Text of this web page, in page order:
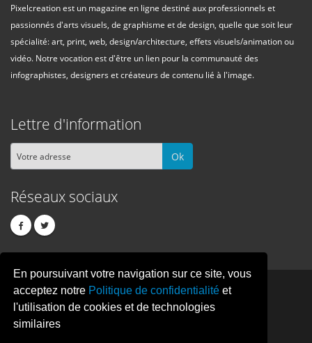
En poursuivant votre navigation sur ce site, vous
acceptez notre Politique de confidentialité et
l'utilisation de cookies et de technologies
similaires
Pixelcreation est un magazine en ligne destiné aux professionnels et
passionnés d'arts visuels, de graphisme et de design, quelle que soit leur
spécialité: art, print, web, design/architecture, effets visuels/animation ou
vidéo. Notre vocation est d'être un lien pour la communauté des
infographistes, designers et créateurs de contenu lié à l'image.
Lettre d'information
Ok
Réseaux sociaux
PIXELCREATION